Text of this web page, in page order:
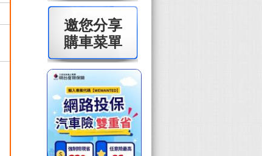
邀您分享
購車菜單